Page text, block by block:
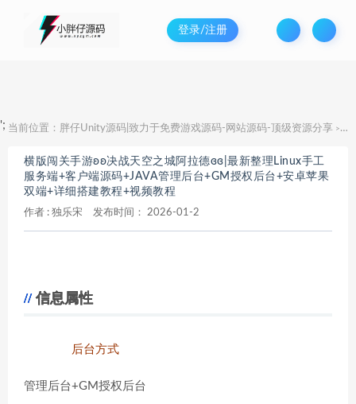
登录/注册
'; 当前位置： 胖仔Unity源码|致力于免费游戏源码-网站源码-顶级资源分享 > 横
横版闯关手游ʚʚ决战天空之城阿拉德ɞɞ|最新整理Linux手工
服务端+客户端源码+JAVA管理后台+GM授权后台+安卓苹果
双端+详细搭建教程+视频教程
作者 : 独乐宋 发布时间： 2026-01-2
信息属性
后台方式
管理后台+GM授权后台